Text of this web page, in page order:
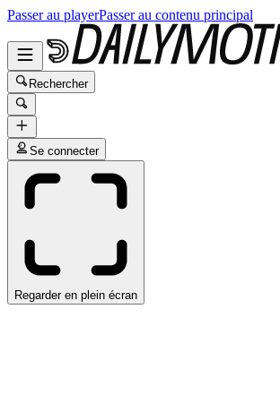
Passer au playerPasser au contenu principal
Rechercher
Se connecter
Regarder en plein écran